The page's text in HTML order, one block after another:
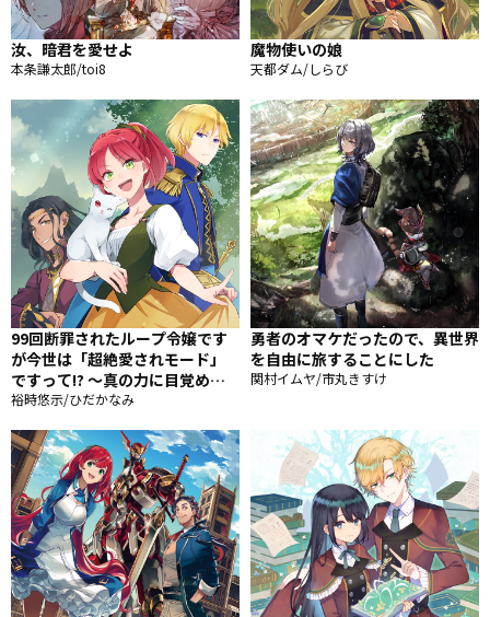
汝、暗君を愛せよ
本条謙太郎/toi8
魔物使いの娘
天都ダム/しらび
99回断罪されたループ令嬢です
が今世は「超絶愛されモード」
ですって!? 〜真の力に目覚めて
始まる100回目の人生〜
裕時悠示/ひだかなみ
勇者のオマケだったので、異世界
を自由に旅することにした
関村イムヤ/市丸きすけ